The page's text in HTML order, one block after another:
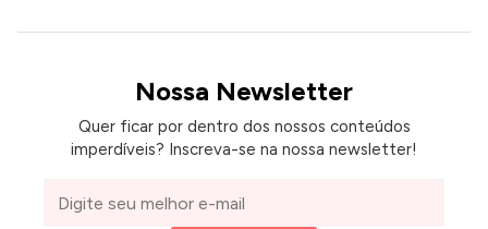
Nossa Newsletter
Quer ficar por dentro dos nossos conteúdos
imperdíveis? Inscreva-se na nossa newsletter!